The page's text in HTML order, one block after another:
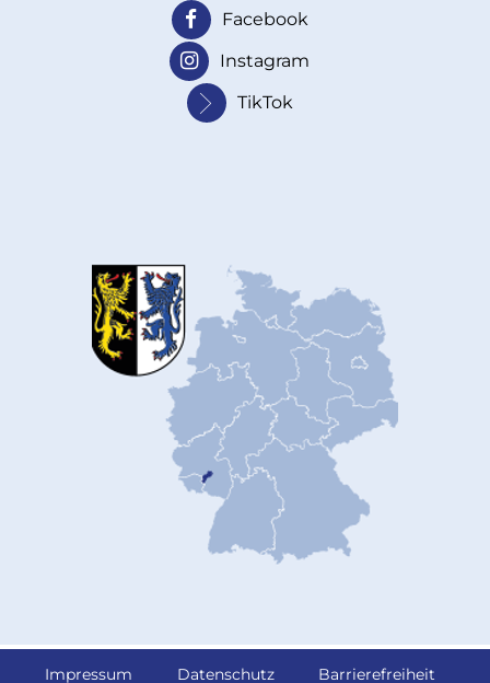
Facebook
Instagram
TikTok
Impressum Datenschutz Barrierefreiheit